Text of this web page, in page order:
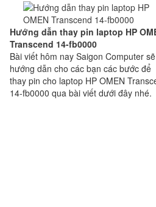
Hướng dẫn thay pin laptop HP
Transcend 14-fb0000
Bài viết hôm nay Saigon Computer sẽ
hướng dẫn cho các bạn các bước để
thay pin cho laptop HP OMEN
14-fb0000 qua bài viết dưới đây nhé.